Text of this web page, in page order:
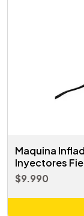
Maquina
Inyectores
$9.990